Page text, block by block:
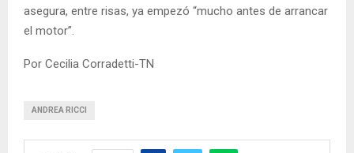
asegura, entre risas, ya empezó “mucho antes de arrancar
el motor”.
Por Cecilia Corradetti-TN
ANDREA RICCI